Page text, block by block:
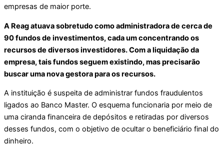
empresas de maior porte.
A Reag atuava sobretudo como administradora de cerca de
90 fundos de investimentos, cada um concentrando os
recursos de diversos investidores. Com a liquidação da
empresa, tais fundos seguem existindo, mas precisarão
buscar uma nova gestora para os recursos.
A instituição é suspeita de administrar fundos fraudulentos
ligados ao Banco Master. O esquema funcionaria por meio de
uma ciranda financeira de depósitos e retiradas por diversos
desses fundos, com o objetivo de ocultar o beneficiário final do
dinheiro.